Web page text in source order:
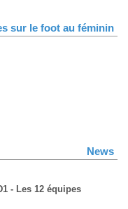
sur le foot au féminin
News
- Les 12 équipes